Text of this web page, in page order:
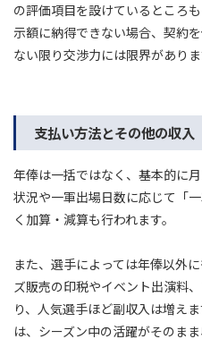
の評価項目を設けているところ
示額に納得できない場合、契約
ない限り交渉力には限界がありま
支払い方法とその他の収入
年俸は一括ではなく、基本的に
状況や一軍出場日数に応じて「
く加算・減算も行われます。
また、選手によっては年俸以外
ズ販売の印税やイベント出演料
り、人気選手ほど副収入は増え
は、シーズン中の活躍がそのま